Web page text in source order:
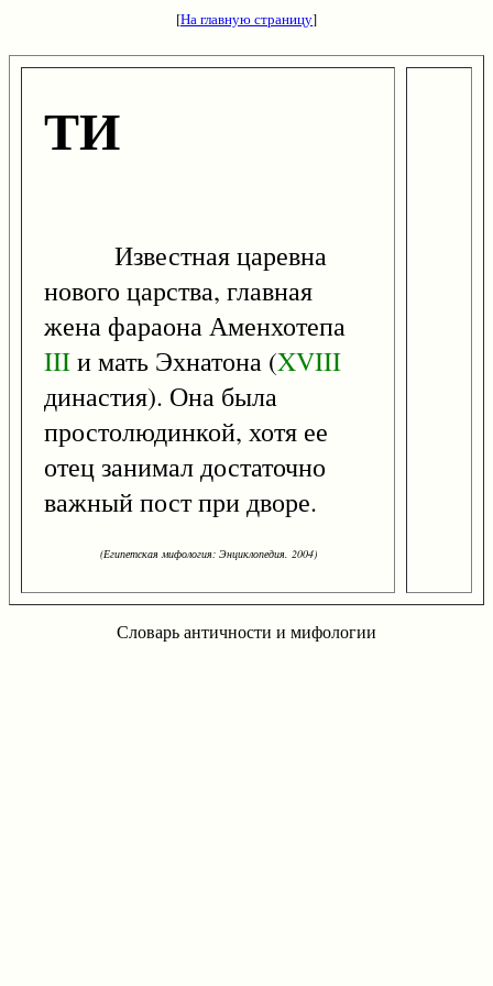
[На главную страницу]
ТИ
Известная царевна
нового царства, главная
жена фараона Аменхотепа
IIIи мать Эхнатона (XVIII
династия). Она была
простолюдинкой, хотя ее
отец занимал достаточно
важный пост при дворе.
(Египетская мифология: Энциклопедия. 2004)
Словарь античности и мифологии